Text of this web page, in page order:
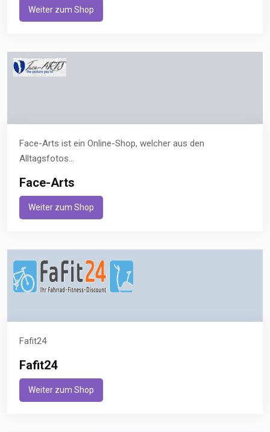
Weiter zum Shop
Face-Arts ist ein Online-Shop, welcher aus den
Alltagsfotos...
Face-Arts
Weiter zum Shop
Fafit24
Fafit24
Weiter zum Shop